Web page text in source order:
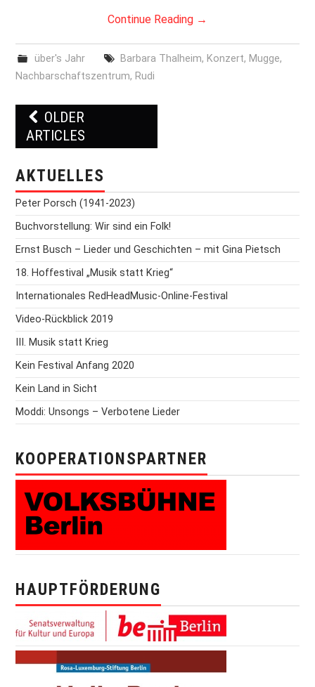
Continue Reading →
über's Jahr Barbara Thalheim, Konzert, Mugge,
Nachbarschaftszentrum, Rudi
Post navigation
OLDER
ARTICLES
AKTUELLES
Peter Porsch (1941-2023)
Buchvorstellung: Wir sind ein Folk!
Ernst Busch – Lieder und Geschichten – mit Gina Pietsch
18. Hoffestival „Musik statt Krieg“
Internationales RedHeadMusic-Online-Festival
Video-Rückblick 2019
III. Musik statt Krieg
Kein Festival Anfang 2020
Kein Land in Sicht
Moddi: Unsongs – Verbotene Lieder
KOOPERATIONSPARTNER
HAUPTFÖRDERUNG